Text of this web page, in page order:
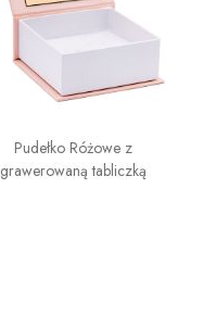
Pudełko Różowe z
grawerowaną tabliczką